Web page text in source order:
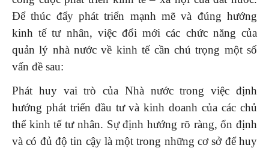
Để thúc đẩy phát triển mạnh mẽ và đúng hướng
kinh tế tư nhân, việc đổi mới các chức năng của
quản lý nhà nước về kinh tế cần chú trọng một số
vấn đề sau:
Phát huy vai trò của Nhà nước trong việc định
hướng phát triển đầu tư và kinh doanh của các chủ
thể kinh tế tư nhân. Sự định hướng rõ ràng, ổn định
và có đủ độ tin cậy là một trong những cơ sở để huy